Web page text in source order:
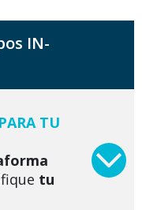
IN-
TU
tu